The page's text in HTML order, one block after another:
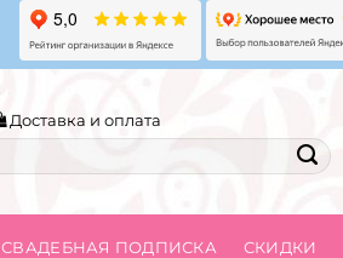
Доставка и оплата
СВАДЕБНАЯ ПОДПИСКА СКИДКИ